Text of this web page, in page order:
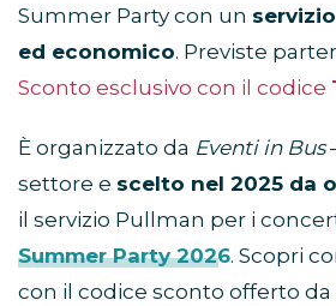
Summer Party con un
ed economico. Previste
Sconto esclusivo con il codice
È organizzato da Eventi in Bus
settore e scelto nel 2025 da
il servizio Pullman per i
Summer Party 2026. Scopri
con il codice sconto offerto da